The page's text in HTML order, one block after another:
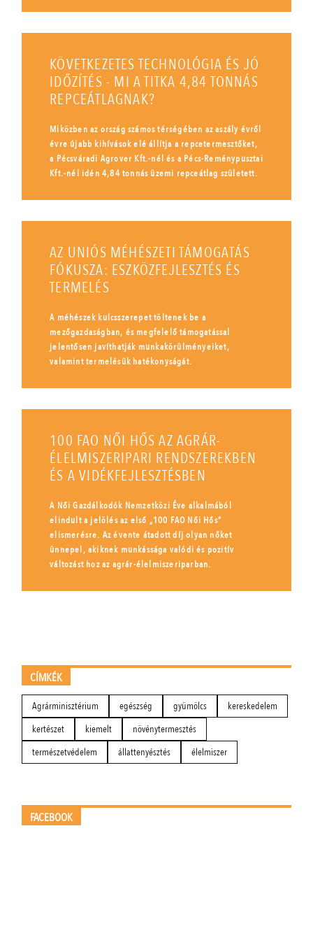
KÖVETKEZETES TECHNOLÓGIA ÉS JÓ
IDŐZÍTÉS - MI A TITKA 4,84 TONNÁS
REPCEÁTLAGNAK?
Miközben az ország számos térségében az aszály évről
évre újabb kihívások elé állítja a repcetermesztőket,
a Pécsváradi Agrover Kft.-nél és a Pécs-Reménypusztai
Kft.-nél idén 4,84 tonnás üzemi repceátlag született.
AZ UNIÓS MÉHÉSZETI TÁMOGATÁS
FÓKUSZA: ESZKÖZFEJLESZTÉS ÉS
TERMELÉS
A méhészek kulcsszerepet töltenek be a
mezőgazdaságban, és megfelelő támogatással
jelentősen javíthatják munkakörülményeiket,
valamint termelésük hatékonyságát.
100 FAO NŐI HŐS AZ AGRÁR-
ÉLELMISZERIPARI RENDSZEREKBEN
ÉS A VIDÉKFEJLESZTÉSBEN
A Női Gazdálkodók Nemzetközi Éve alkalmából
elindult a jelölés az első „100 FAO Női Hős”
elismerésre. Az évente átadott díj olyan nőket
ünnepel, akiknek munkássága valódi és pozitív
változást hoz az agrár-élelmiszeriparban.
CÍMKÉK
Agrárminisztérium egészség gyümölcs
kereskedelem
kertészet
kiemelt
növénytermesztés
természetvédelem
állattenyésztés élelmiszer
FACEBOOK